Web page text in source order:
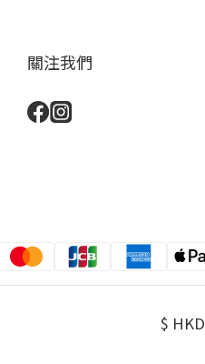
關注我們
$ HKD